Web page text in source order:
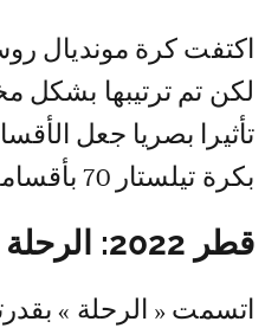
اكتفت كرة مونديال
لكن تم ترتيبها بشكل
تأثيرا بصريا جعل
بكرة تيلستار 70 بأقسامها الـ32.
قطر 2022: الرحلة
اتسمت « الرحلة »